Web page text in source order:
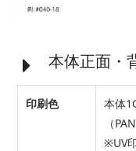
本体正面・
印刷色
本体
（
※UV